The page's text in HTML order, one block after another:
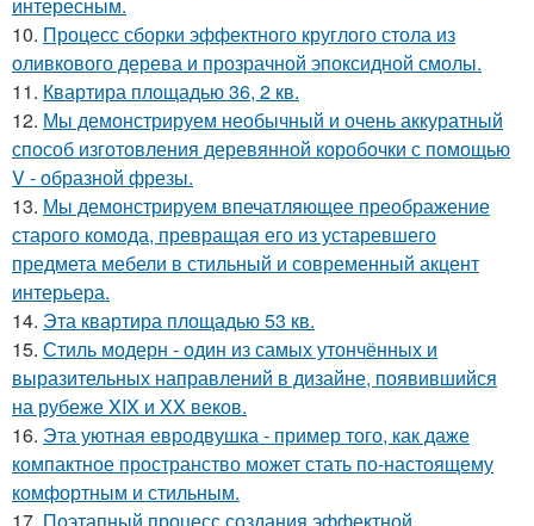
интересным.
10. Процесс сборки эффектного круглого стола из
оливкового дерева и прозрачной эпоксидной смолы.
11. Квартира площадью 36, 2 кв.
12. Мы демонстрируем необычный и очень аккуратный
способ изготовления деревянной коробочки с помощью
V - образной фрезы.
13. Мы демонстрируем впечатляющее преображение
старого комода, превращая его из устаревшего
предмета мебели в стильный и современный акцент
интерьера.
14. Эта квартира площадью 53 кв.
15. Стиль модерн - один из самых утончённых и
выразительных направлений в дизайне, появившийся
на рубеже XIX и XX веков.
16. Эта уютная евродвушка - пример того, как даже
компактное пространство может стать по-настоящему
комфортным и стильным.